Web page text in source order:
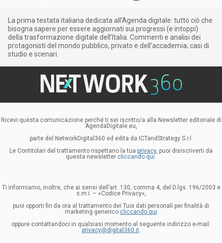
La prima testata italiana dedicata all’Agenda digitale: tutto ciò che
bisogna sapere per essere aggiornati sui progressi (e intoppi)
della trasformazione digitale dell’Italia. Commenti e analisi dei
protagonisti del mondo pubblico, privato e dell’accademia; casi di
studio e scenari.
Ricevi questa comunicazione perché ti sei iscritto/a alla Newsletter editoriale di
AgendaDigitale.eu,
parte del NetworkDigital360 ed edita da ICTandStrategy S.r.l.
Le Contitolari del trattamento rispettano la tua privacy, puoi disiscriverti da
questa newsletter cliccando qui.
Ti informiamo, inoltre, che ai sensi dell’art. 130, comma 4, del D.lgs. 196/2003 e
s.m.i. – «Codice Privacy»,
puoi opporti fin da ora al trattamento dei Tuoi dati personali per finalità di
marketing generico cliccando qui
oppure contattandoci in qualsiasi momento al seguente indirizzo e-mail:
privacy@digital360.it.